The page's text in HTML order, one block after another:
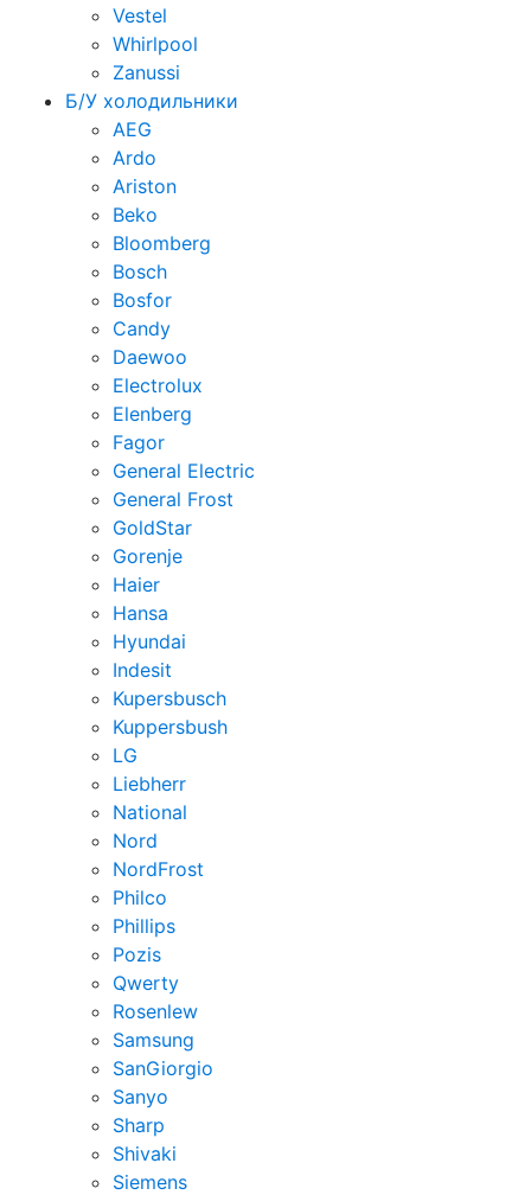
Vestel
Whirlpool
Zanussi
Б/У холодильники
AEG
Ardo
Ariston
Beko
Bloomberg
Bosch
Bosfor
Candy
Daewoo
Electrolux
Elenberg
Fagor
General Electric
General Frost
GoldStar
Gorenje
Haier
Hansa
Hyundai
Indesit
Kupersbusch
Kuppersbush
LG
Liebherr
National
Nord
NordFrost
Philco
Phillips
Pozis
Qwerty
Rosenlew
Samsung
SanGiorgio
Sanyo
Sharp
Shivaki
Siemens